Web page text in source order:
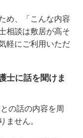
め、「こんな内容
相談は敷居が高そ
軽にご利用いただ
士に話を聞けま
の話の内容を周
ません。